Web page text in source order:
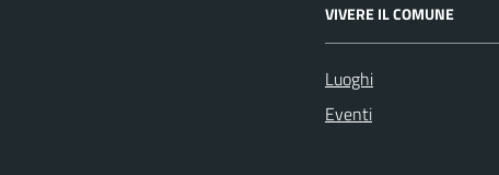
VIVERE IL COMUNE
Luoghi
Eventi